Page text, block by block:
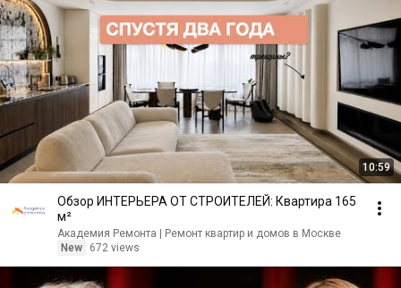
10:59
Обзор ИНТЕРЬЕРА ОТ СТРОИТЕЛЕЙ: Квартира 165
м²
Академия Ремонта | Ремонт квартир и домов в Москве
New
672 views